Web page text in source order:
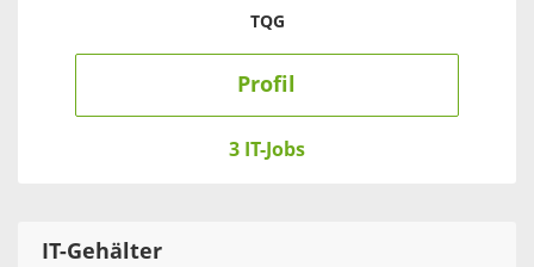
TQG
Profil
3 IT-Jobs
IT-Gehälter